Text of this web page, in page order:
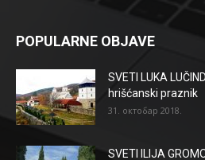
POPULARNE OBJAVE
SVETI LUKA
hrišćanski praznik
31. октобар 2018.
SVETI ILIJA